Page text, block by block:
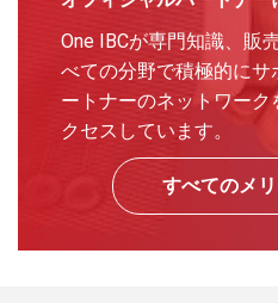
One IBCが専門知識、販
べての分野で積極的に
ートナーのネットワー
クセスしています。
すべてのメ